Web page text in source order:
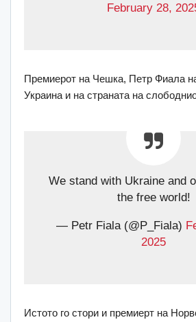
February 28,
Премиерот на Чешка, Петр Фиала
Украина и на страната на
We stand with Ukraine and
the free world!
— Petr Fiala (@P_Fiala)
2025
Истото го стори и премиерт на